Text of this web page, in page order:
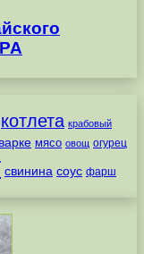
котлета крабовый
мясо овощ огурец
свинина соус фарш